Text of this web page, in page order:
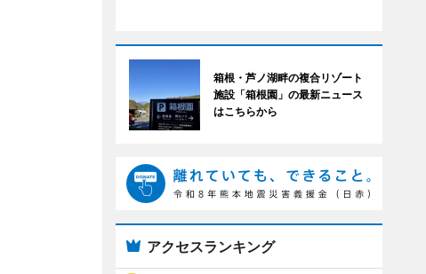
箱根・芦ノ湖畔の複合リゾート
施設「箱根園」の最新ニュース
はこちらから
アクセスランキング